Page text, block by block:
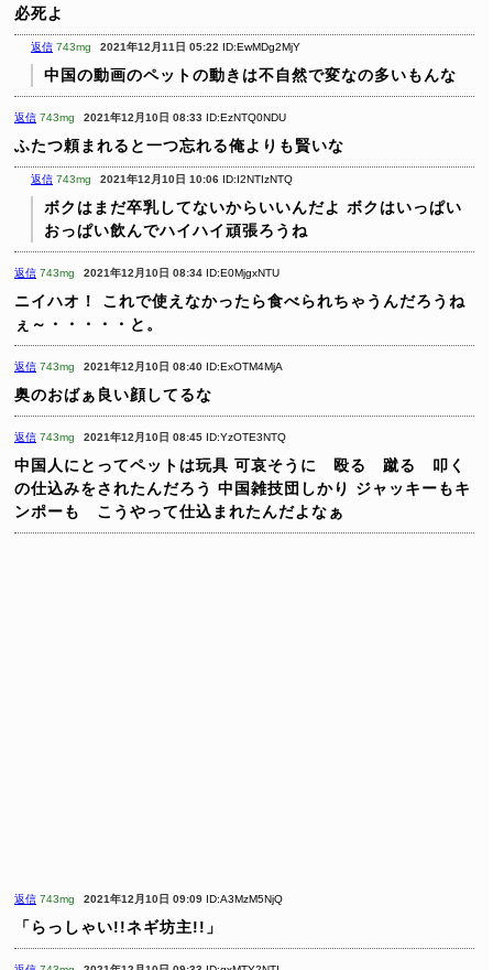
必死よ
返信 743mg 2021年12月11日 05:22 ID:EwMDg2MjY
中国の動画のペットの動きは不自然で変なの多いもんな
返信 743mg 2021年12月10日 08:33 ID:EzNTQ0NDU
ふたつ頼まれると一つ忘れる俺よりも賢いな
返信 743mg 2021年12月10日 10:06 ID:I2NTIzNTQ
ボクはまだ卒乳してないからいいんだよ ボクはいっぱい
おっぱい飲んでハイハイ頑張ろうね
返信 743mg 2021年12月10日 08:34 ID:E0MjgxNTU
ニイハオ！ これで使えなかったら食べられちゃうんだろうね
ぇ～・・・・・と。
返信 743mg 2021年12月10日 08:40 ID:ExOTM4MjA
奥のおばぁ良い顔してるな
返信 743mg 2021年12月10日 08:45 ID:YzOTE3NTQ
中国人にとってペットは玩具 可哀そうに 殴る 蹴る 叩く
の仕込みをされたんだろう 中国雑技団しかり
ジャッキーもキ
ンポーも こうやって仕込まれたんだよなぁ
返信 743mg 2021年12月10日 09:09 ID:A3MzM5NjQ
「らっしゃい!!ネギ坊主!!」